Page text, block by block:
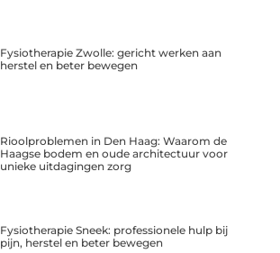
Fysiotherapie Zwolle: gericht werken aan
herstel en beter bewegen
Rioolproblemen in Den Haag: Waarom de
Haagse bodem en oude architectuur voor
unieke uitdagingen zorg
Fysiotherapie Sneek: professionele hulp bij
pijn, herstel en beter bewegen